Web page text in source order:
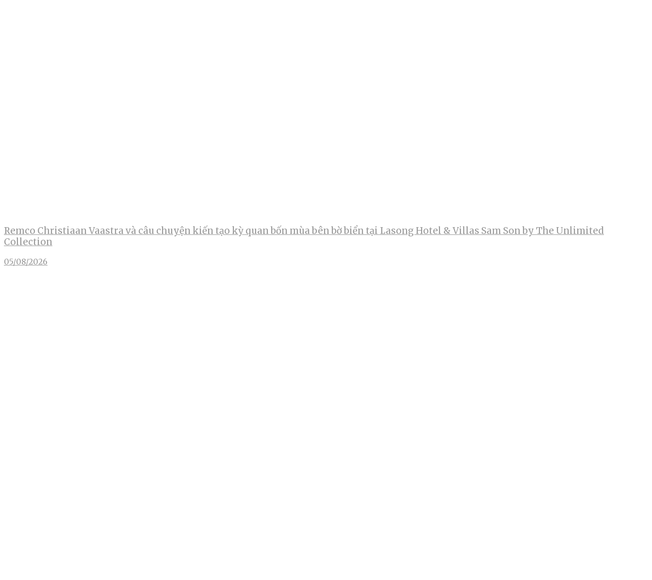
Remco Christiaan Vaastra và câu chuyện kiến tạo kỳ quan bốn mùa bên bờ biển tại Lasong Hotel & Villas Sam Son by The Unlimited
Collection
05/08/2026